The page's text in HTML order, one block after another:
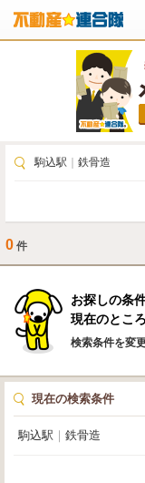
駒込駅 鉄骨造
0 件
お探しの条
現在のとこ
検索条件を変
現在の検索条件
駒込駅 鉄骨造